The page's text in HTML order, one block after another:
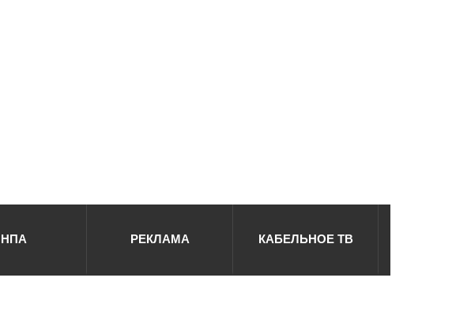
НПА РЕКЛАМА КАБЕЛЬНОЕ ТВ